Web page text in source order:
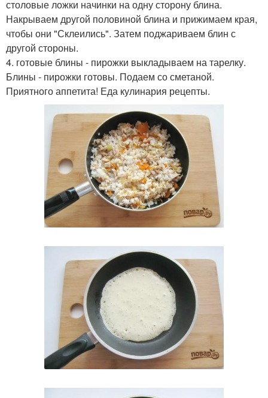
столовые ложки начинки на одну сторону блина.
Накрываем другой половиной блина и прижимаем края,
чтобы они "Склеились". Затем поджариваем блин с
другой стороны.
4. готовые блины - пирожки выкладываем на тарелку.
Блины - пирожки готовы. Подаем со сметаной.
Приятного аппетита! Еда кулинария рецепты.